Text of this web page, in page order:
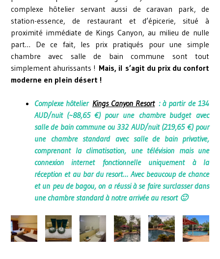
complexe hôtelier servant aussi de caravan park, de
station-essence, de restaurant et d’épicerie, situé à
proximité immédiate de Kings Canyon, au milieu de nulle
part… De ce fait, les prix pratiqués pour une simple
chambre avec salle de bain commune sont tout
simplement ahurissants ! Mais, il s’agit du prix du confort
moderne en plein désert !
Complexe hôtelier Kings Canyon Resort: à partir de 134
AUD/nuit (~88,65 €) pour une chambre budget avec
salle de bain commune ou 332 AUD/nuit (219,65 €) pour
une chambre standard avec salle de bain privative,
comprenant la climatisation, une télévision mais une
connexion internet fonctionnelle uniquement à la
réception et au bar du resort… Avec beaucoup de chance
et un peu de bagou, on a réussi à se faire surclasser dans
une chambre standard à notre arrivée au resort 🙂